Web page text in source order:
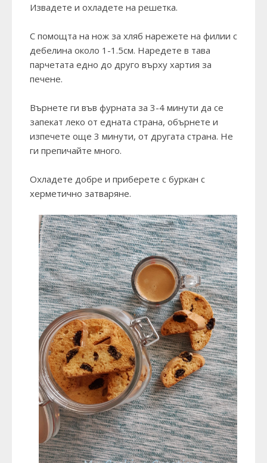
Извадете и охладете на решетка.
С помощта на нож за хляб нарежете на филии с
дебелина около 1-1.5см. Наредете в тава
парчетата едно до друго върху хартия за
печене.
Върнете ги във фурната за 3-4 минути да се
запекат леко от едната страна, обърнете и
изпечете още 3 минути, от другата страна. Не
ги препичайте много.
Охладете добре и приберете с буркан с
херметично затваряне.